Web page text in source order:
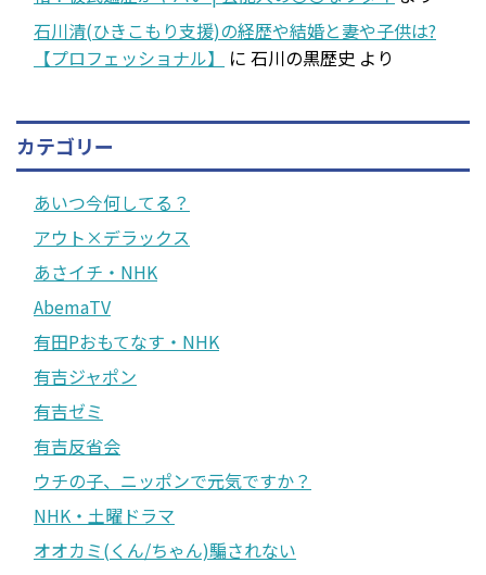
石川清(ひきこもり支援)の経歴や結婚と妻や子供は?
【プロフェッショナル】
に 石川の黒歴史 より
カテゴリー
あいつ今何してる？
アウト×デラックス
あさイチ・NHK
AbemaTV
有田Pおもてなす・NHK
有吉ジャポン
有吉ゼミ
有吉反省会
ウチの子、ニッポンで元気ですか？
NHK・土曜ドラマ
オオカミ(くん/ちゃん)騙されない